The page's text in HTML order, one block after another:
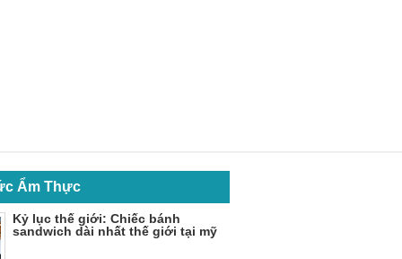
Ẩm Thực
Kỷ lục thế giới: Chiếc bánh
sandwich dài nhất thế giới tại mỹ